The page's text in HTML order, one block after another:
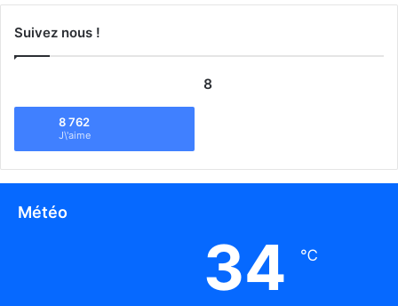
Suivez nous !
8
8 762
J\'aime
Météo
34 ℃